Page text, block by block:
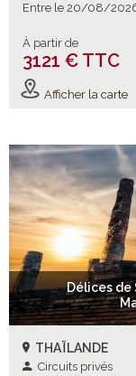
Entre le 20/08/
À partir de
3121 € TTC
Afficher la carte
Délices de
THAÏLANDE
Circuits privés